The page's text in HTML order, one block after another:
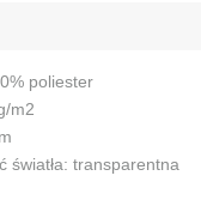
poliester
m2
światła: transparentna